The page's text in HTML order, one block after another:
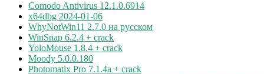
Comodo Antivirus 12.1.0.6914
x64dbg 2024-01-06
WhyNotWin11 2.7.0 на русском
WinSnap 6.2.4 + crack
YoloMouse 1.8.4 + crack
Moody 5.0.0.180
Photomatix Pro 7.1.4a + crack